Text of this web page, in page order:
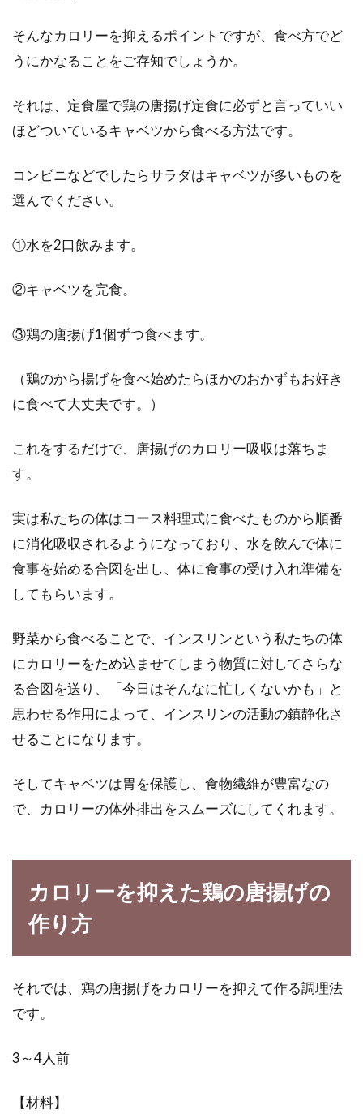
ヤクルトとヨーグルト乳酸菌に違い
はあるか。効果・味・成分
どちらも腸内環境を良くするのが、ヤクルトと
ヨーグルトです。2つとも、乳酸菌が身体に良
めとアレンジ料理の作り方
炒めひと...
美味しいあの食べ物の1番カロリー
そんなカロリーを抑えるポイントですが、食べ方でど
うにかなることをご存知でしょうか。
それは、定食屋で鶏の唐揚げ定食に必ずと言っていい
ほどついているキャベツから食べる方法です。
コンビニなどでしたらサラダはキャベツが多いものを
選んでください。
①水を2口飲みます。
②キャベツを完食。
③鶏の唐揚げ1個ずつ食べます。
（鶏のから揚げを食べ始めたらほかのおかずもお好き
に食べて大丈夫です。）
これをするだけで、唐揚げのカロリー吸収は落ちま
す。
実は私たちの体はコース料理式に食べたものから順番
に消化吸収されるようになっており、水を飲んで体に
食事を始める合図を出し、体に食事の受け入れ準備を
してもらいます。
野菜から食べることで、インスリンという私たちの体
にカロリーをため込ませてしまう物質に対してさらな
る合図を送り、「今日はそんなに忙しくないかも」と
思わせる作用によって、インスリンの活動の鎮静化さ
せることになります。
そしてキャベツは胃を保護し、食物繊維が豊富なの
で、カロリーの体外排出をスムーズにしてくれます。
カロリーを抑えた鶏の唐揚げの
作り方
それでは、鶏の唐揚げをカロリーを抑えて作る調理法
です。
3～4人前
【材料】